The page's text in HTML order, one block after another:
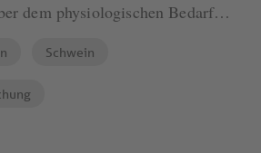
dem physiologischen Bedarf
verbessern bzw. um Durchfälle
zu verhindern. Der Nachteil liegt
Schwein